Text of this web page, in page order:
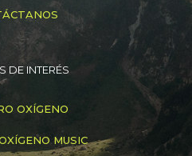
DE INTERÉS
OXÍGENO
MUSIC